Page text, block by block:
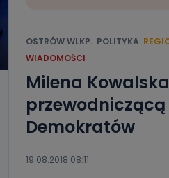
OSTRÓW WLKP. POLITYKA
WIADOMOŚCI
Milena Kowalska
przewodniczącą
Demokratów
19.08.2018 08:11